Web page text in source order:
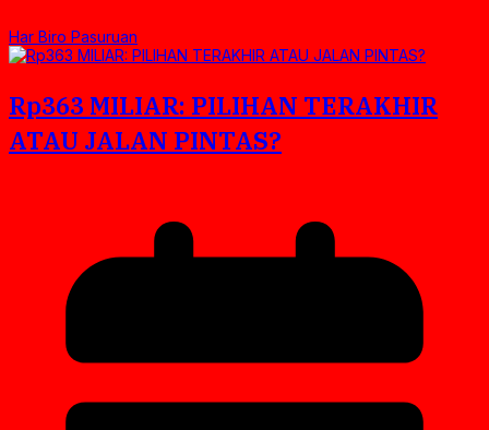
Har Biro Pasuruan
Rp363 MILIAR: PILIHAN TERAKHIR
ATAU JALAN PINTAS?